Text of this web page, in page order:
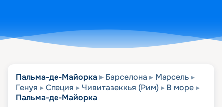
Пальма-де-Майорка Барселона
Марсель
Генуя
Специя Чивитавеккья (Рим)
В море
Пальма-де-Майорка